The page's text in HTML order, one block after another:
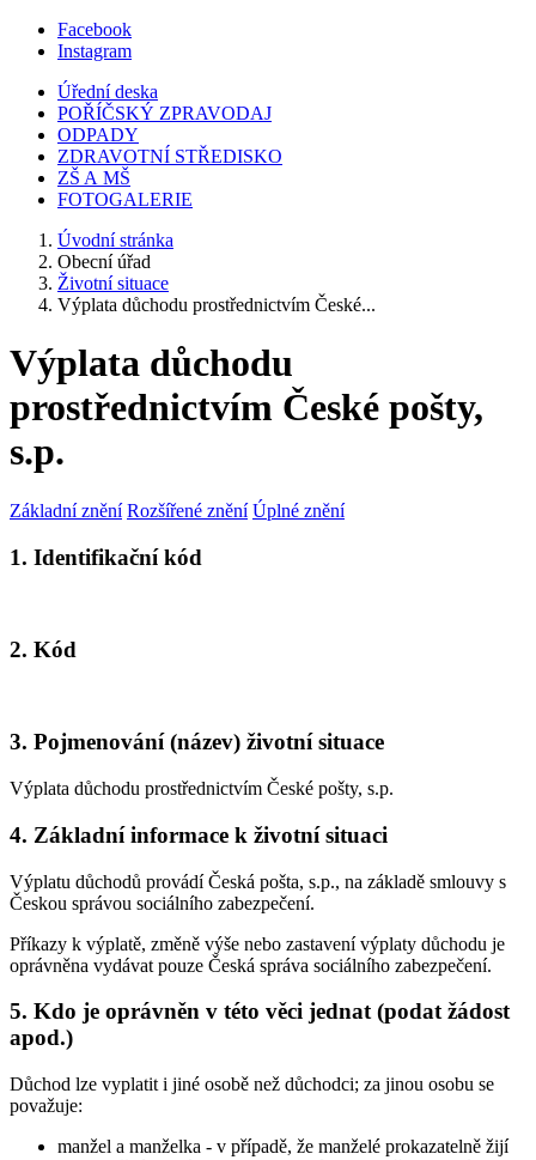
Facebook
Instagram
Úřední deska
POŘÍČSKÝ ZPRAVODAJ
ODPADY
ZDRAVOTNÍ STŘEDISKO
ZŠ A MŠ
FOTOGALERIE
Úvodní stránka
Obecní úřad
Životní situace
Výplata důchodu prostřednictvím České...
Výplata důchodu
prostřednictvím České pošty,
s.p.
Základní znění Rozšířené znění Úplné znění
1. Identifikační kód
2. Kód
3. Pojmenování (název) životní situace
Výplata důchodu prostřednictvím České pošty, s.p.
4. Základní informace k životní situaci
Výplatu důchodů provádí Česká pošta, s.p., na základě smlouvy s
Českou správou sociálního zabezpečení.
Příkazy k výplatě, změně výše nebo zastavení výplaty důchodu je
oprávněna vydávat pouze Česká správa sociálního zabezpečení.
5. Kdo je oprávněn v této věci jednat (podat žádost
apod.)
Důchod lze vyplatit i jiné osobě než důchodci; za jinou osobu se
považuje:
manžel a manželka - v případě, že manželé prokazatelně žijí